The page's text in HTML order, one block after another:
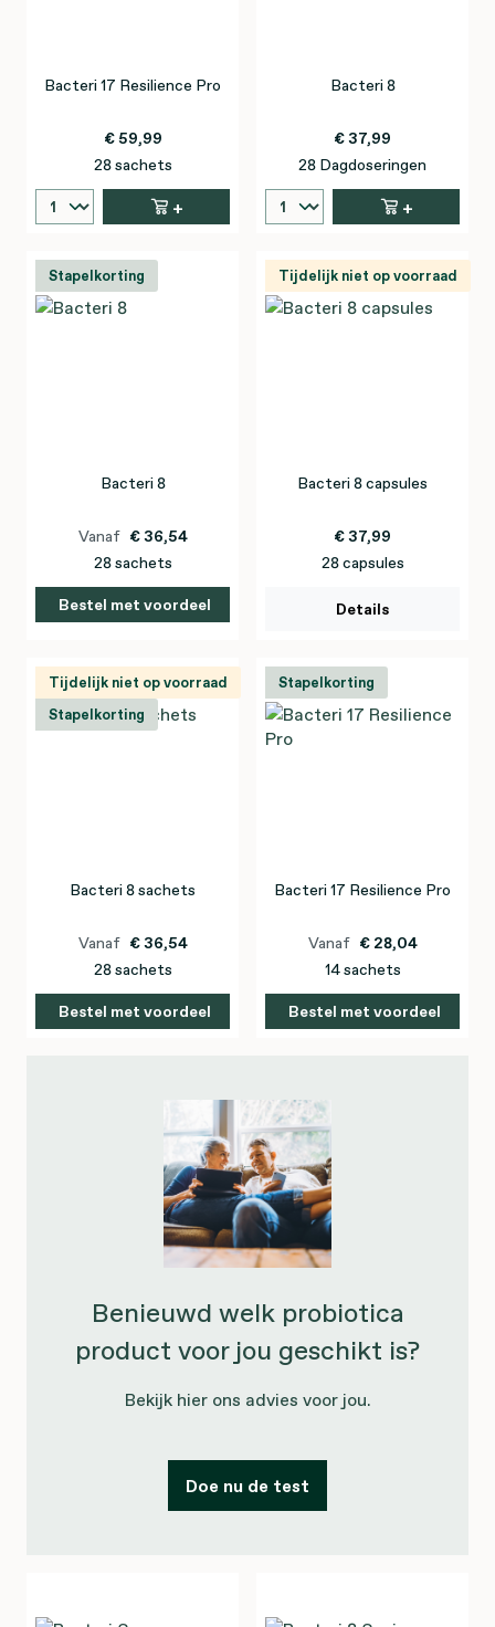
Bacteri 17 Resilience Pro
€ 59,99
28 sachets
+
Bacteri 8
€ 37,99
28 Dagdoseringen
+
Stapelkorting
Bacteri 8
Vanaf € 36,54
28 sachets
Bestel met voordeel
Tijdelijk niet op voorraad
Bacteri 8 capsules
€ 37,99
28 capsules
Details
Tijdelijk niet op voorraad
Stapelkorting
Bacteri 8 sachets
Vanaf € 36,54
28 sachets
Bestel met voordeel
Stapelkorting
Bacteri 17 Resilience Pro
Vanaf € 28,04
14 sachets
Bestel met voordeel
Benieuwd welk probiotica
product voor jou geschikt is?
Bekijk hier ons advies voor jou.
Doe nu de test